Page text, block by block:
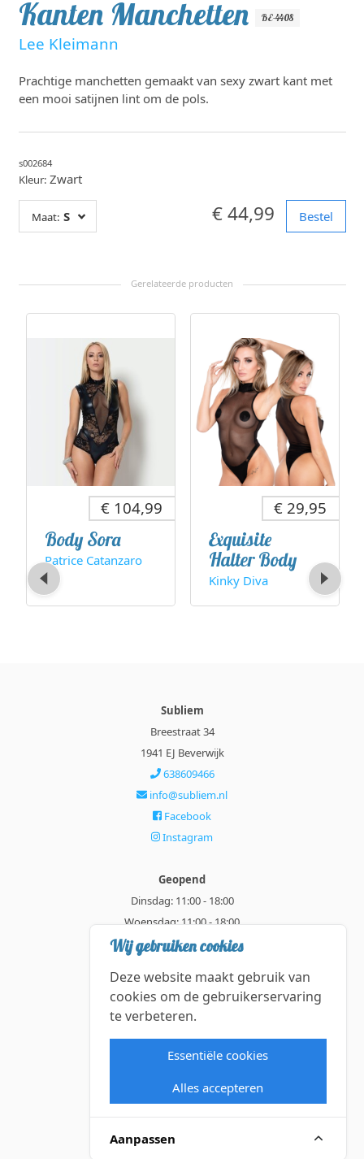
Kanten Manchetten BE-4408
Lee Kleimann
Prachtige manchetten gemaakt van sexy zwart kant met
een mooi satijnen lint om de pols.
s002684
Kleur: Zwart
Maat: S € 44,99 Bestel
€ 104,99
Body Sora
Patrice Catanzaro
€ 29,95
Exquisite
Halter Body
Kinky Diva
Subliem
Breestraat 34
1941 EJ Beverwijk
638609466
info@subliem.nl
Facebook
Instagram
Geopend
Dinsdag: 11:00 - 18:00
Woensdag: 11:00 - 18:00
Donderdag: 11:00 - 21:00
Zaterdag: 11:00 - 18:00
Alle getoonde prijzen zijn incl. BTW.
©2026 Subliem — All rights reserved.
Wij gebruiken cookies
Deze website maakt gebruik van
cookies om de gebruikerservaring
te verbeteren.
Essentiële cookies
Alles accepteren
Aanpassen